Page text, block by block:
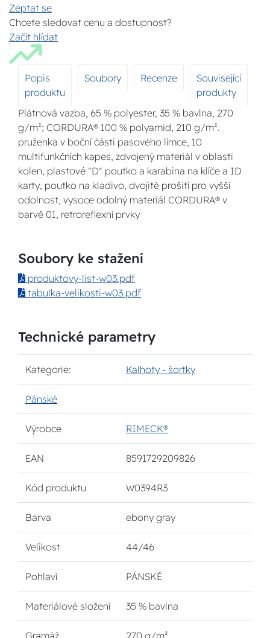
Zeptat se
Chcete sledovat cenu a dostupnost?
Začít hlídat
Popis
produktu
Soubory Recenze
Související
produkty
Plátnová vazba, 65 % polyester, 35 % bavlna, 270
g/m²; CORDURA® 100 % polyamid, 210 g/m².
pruženka v boční části pasového límce, 10
multifunkčních kapes, zdvojený materiál v oblasti
kolen, plastové "D" poutko a karabina na klíče a ID
karty, poutko na kladivo, dvojité prošití pro vyšší
odolnost, vysoce odolný materiál CORDURA® v
barvě 01, retroreflexní prvky
Soubory ke stažení
produktovy-list-w03.pdf
tabulka-velikosti-w03.pdf
Technické parametry
Kategorie: Kalhoty - šortky
Pánské
Výrobce RIMECK®
EAN 8591729209826
Kód produktu W0394R3
Barva ebony gray
Velikost 44/46
Pohlaví PÁNSKÉ
Materiálové složení 35 % bavlna
Gramáž 270 g/m²